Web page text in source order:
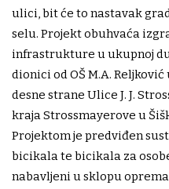
ulici, bit će to nastavak
selu. Projekt obuhvaća
infrastrukture u ukupnoj
dionici od OŠ M.A.
desne strane Ulice J. J.
kraja Strossmayerove u
Projektom je predviđen
bicikala te bicikala za
nabavljeni u sklopu